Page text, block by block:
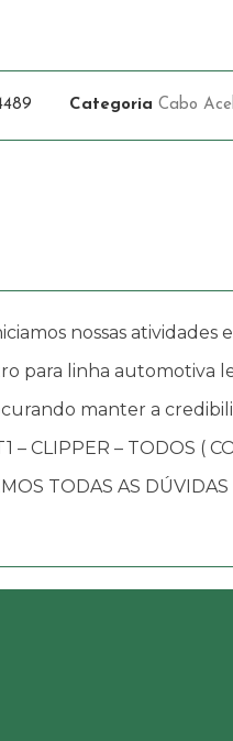
Categoria Cabo
nossas atividades
para linha automotiva
manter a
– CLIPPER – TODOS (
TODAS AS